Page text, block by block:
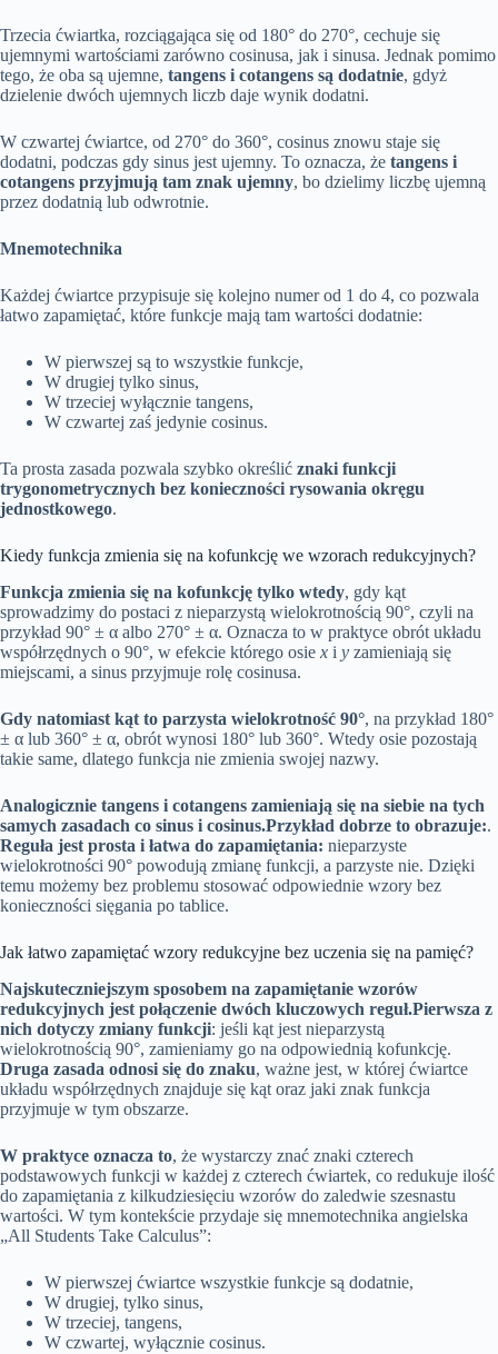
Trzecia ćwiartka, rozciągająca się od 180° do 270°, cechuje się
ujemnymi wartościami zarówno cosinusa, jak i sinusa. Jednak pomimo
tego, że oba są ujemne, tangens i cotangens są dodatnie, gdyż
dzielenie dwóch ujemnych liczb daje wynik dodatni.
W czwartej ćwiartce, od 270° do 360°, cosinus znowu staje się
dodatni, podczas gdy sinus jest ujemny. To oznacza, że tangens i
cotangens przyjmują tam znak ujemny, bo dzielimy liczbę ujemną
przez dodatnią lub odwrotnie.
Mnemotechnika
Każdej ćwiartce przypisuje się kolejno numer od 1 do 4, co pozwala
łatwo zapamiętać, które funkcje mają tam wartości dodatnie:
W pierwszej są to wszystkie funkcje,
W drugiej tylko sinus,
W trzeciej wyłącznie tangens,
W czwartej zaś jedynie cosinus.
Ta prosta zasada pozwala szybko określić znaki funkcji
trygonometrycznych bez konieczności rysowania okręgu
jednostkowego.
Kiedy funkcja zmienia się na kofunkcję we wzorach redukcyjnych?
Funkcja zmienia się na kofunkcję tylko wtedy, gdy kąt
sprowadzimy do postaci z nieparzystą wielokrotnością 90°, czyli na
przykład 90° ± α albo 270° ± α. Oznacza to w praktyce obrót układu
współrzędnych o 90°, w efekcie którego osie x i y zamieniają się
miejscami, a sinus przyjmuje rolę cosinusa.
Gdy natomiast kąt to parzysta wielokrotność 90°, na przykład 180°
± α lub 360° ± α, obrót wynosi 180° lub 360°. Wtedy osie pozostają
takie same, dlatego funkcja nie zmienia swojej nazwy.
Analogicznie tangens i cotangens zamieniają się na siebie na tych
samych zasadach co sinus i cosinus.Przykład dobrze to obrazuje:.
Reguła jest prosta i łatwa do zapamiętania: nieparzyste
wielokrotności 90° powodują zmianę funkcji, a parzyste nie. Dzięki
temu możemy bez problemu stosować odpowiednie wzory bez
konieczności sięgania po tablice.
Jak łatwo zapamiętać wzory redukcyjne bez uczenia się na pamięć?
Najskuteczniejszym sposobem na zapamiętanie wzorów
redukcyjnych jest połączenie dwóch kluczowych reguł.Pierwsza z
nich dotyczy zmiany funkcji: jeśli kąt jest nieparzystą
wielokrotnością 90°, zamieniamy go na odpowiednią kofunkcję.
Druga zasada odnosi się do znaku, ważne jest, w której ćwiartce
układu współrzędnych znajduje się kąt oraz jaki znak funkcja
przyjmuje w tym obszarze.
W praktyce oznacza to, że wystarczy znać znaki czterech
podstawowych funkcji w każdej z czterech ćwiartek, co redukuje ilość
do zapamiętania z kilkudziesięciu wzorów do zaledwie szesnastu
wartości. W tym kontekście przydaje się mnemotechnika angielska
„All Students Take Calculus”:
W pierwszej ćwiartce wszystkie funkcje są dodatnie,
W drugiej, tylko sinus,
W trzeciej, tangens,
W czwartej, wyłącznie cosinus.